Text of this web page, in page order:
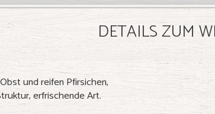
DETAILS ZUM
und reifen Pfirsichen,
erfrischende Art.